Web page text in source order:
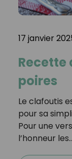
17 janvier
Recette
poires
Le clafoutis
pour sa
Pour une
l’honneur